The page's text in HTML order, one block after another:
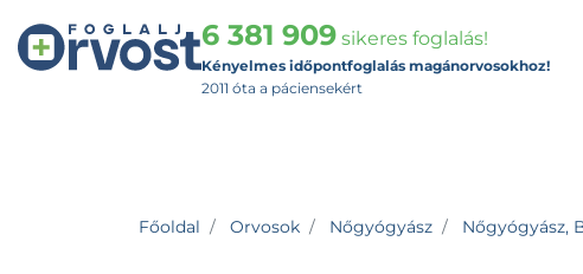
6 381 909 sikeres foglalás!
Kényelmes időpontfoglalás magánorvosokhoz!
2011 óta a páciensekért
Főoldal Orvosok Nőgyógyász Nőgyógyász,